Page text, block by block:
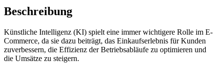
Beschreibung
Künstliche Intelligenz (KI) spielt eine immer wichtigere Rolle im E-
Commerce, da sie dazu beiträgt, das Einkaufserlebnis für Kunden
zuverbessern, die Effizienz der Betriebsabläufe zu optimieren und
die Umsätze zu steigern.